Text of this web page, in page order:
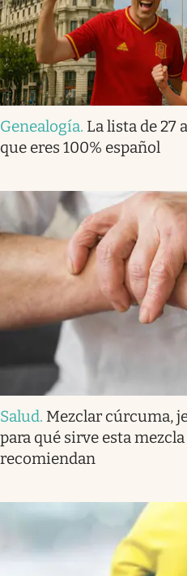
Genealogía. La lista de 27
que eres 100% español
Salud. Mezclar cúrcuma,
para qué sirve esta
recomiendan